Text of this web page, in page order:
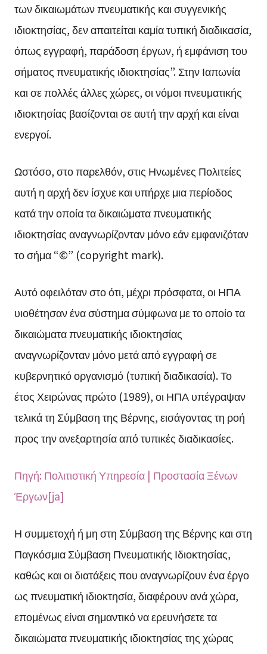
των δικαιωμάτων πνευματικής και συγγενικής
ιδιοκτησίας, δεν απαιτείται καμία τυπική διαδικασία,
όπως εγγραφή, παράδοση έργων, ή εμφάνιση του
σήματος πνευματικής ιδιοκτησίας”. Στην Ιαπωνία
και σε πολλές άλλες χώρες, οι νόμοι πνευματικής
ιδιοκτησίας βασίζονται σε αυτή την αρχή και είναι
ενεργοί.
Ωστόσο, στο παρελθόν, στις Ηνωμένες Πολιτείες
αυτή η αρχή δεν ίσχυε και υπήρχε μια περίοδος
κατά την οποία τα δικαιώματα πνευματικής
ιδιοκτησίας αναγνωρίζονταν μόνο εάν εμφανιζόταν
το σήμα “©” (copyright mark).
Αυτό οφειλόταν στο ότι, μέχρι πρόσφατα, οι ΗΠΑ
υιοθέτησαν ένα σύστημα σύμφωνα με το οποίο τα
δικαιώματα πνευματικής ιδιοκτησίας
αναγνωρίζονταν μόνο μετά από εγγραφή σε
κυβερνητικό οργανισμό (τυπική διαδικασία). Το
έτος Χειρώνας πρώτο (1989), οι ΗΠΑ υπέγραψαν
τελικά τη Σύμβαση της Βέρνης, εισάγοντας τη ροή
προς την ανεξαρτησία από τυπικές διαδικασίες.
Πηγή: Πολιτιστική Υπηρεσία | Προστασία Ξένων
Έργων[ja]
Η συμμετοχή ή μη στη Σύμβαση της Βέρνης και στη
Παγκόσμια Σύμβαση Πνευματικής Ιδιοκτησίας,
καθώς και οι διατάξεις που αναγνωρίζουν ένα έργο
ως πνευματική ιδιοκτησία, διαφέρουν ανά χώρα,
επομένως είναι σημαντικό να ερευνήσετε τα
δικαιώματα πνευματικής ιδιοκτησίας της χώρας